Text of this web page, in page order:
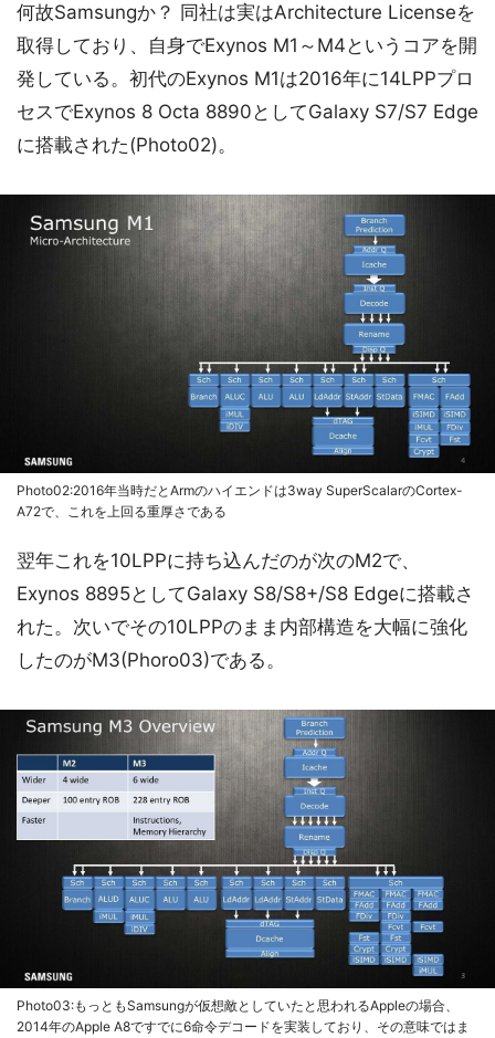
何故Samsungか？ 同社は実はArchitecture Licenseを
取得しており、自身でExynos M1～M4というコアを開
発している。初代のExynos M1は2016年に14LPPプロ
セスでExynos 8 Octa 8890としてGalaxy S7/S7 Edge
に搭載された(Photo02)。
Photo02:2016年当時だとArmのハイエンドは3way SuperScalarのCortex-
A72で、これを上回る重厚さである
翌年これを10LPPに持ち込んだのが次のM2で、
Exynos 8895としてGalaxy S8/S8+/S8 Edgeに搭載さ
れた。次いでその10LPPのまま内部構造を大幅に強化
したのがM3(Phoro03)である。
Photo03:もっともSamsungが仮想敵としていたと思われるAppleの場合、
2014年のApple A8ですでに6命令デコードを実装しており、その意味ではま